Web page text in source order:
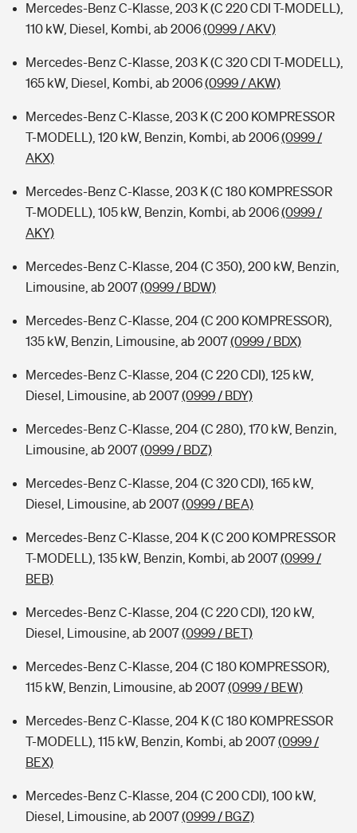
Mercedes-Benz C-Klasse, 203 K (C 220 CDI T-MODELL),
110 kW, Diesel, Kombi, ab 2006(0999 / AKV)
Mercedes-Benz C-Klasse, 203 K (C 320 CDI T-MODELL),
165 kW, Diesel, Kombi, ab 2006(0999 / AKW)
Mercedes-Benz C-Klasse, 203 K (C 200 KOMPRESSOR
T-MODELL), 120 kW, Benzin, Kombi, ab 2006(0999 /
AKX)
Mercedes-Benz C-Klasse, 203 K (C 180 KOMPRESSOR
T-MODELL), 105 kW, Benzin, Kombi, ab 2006(0999 /
AKY)
Mercedes-Benz C-Klasse, 204 (C 350), 200 kW, Benzin,
Limousine, ab 2007(0999 / BDW)
Mercedes-Benz C-Klasse, 204 (C 200 KOMPRESSOR),
135 kW, Benzin, Limousine, ab 2007(0999 / BDX)
Mercedes-Benz C-Klasse, 204 (C 220 CDI), 125 kW,
Diesel, Limousine, ab 2007(0999 / BDY)
Mercedes-Benz C-Klasse, 204 (C 280), 170 kW, Benzin,
Limousine, ab 2007(0999 / BDZ)
Mercedes-Benz C-Klasse, 204 (C 320 CDI), 165 kW,
Diesel, Limousine, ab 2007(0999 / BEA)
Mercedes-Benz C-Klasse, 204 K (C 200 KOMPRESSOR
T-MODELL), 135 kW, Benzin, Kombi, ab 2007(0999 /
BEB)
Mercedes-Benz C-Klasse, 204 (C 220 CDI), 120 kW,
Diesel, Limousine, ab 2007(0999 / BET)
Mercedes-Benz C-Klasse, 204 (C 180 KOMPRESSOR),
115 kW, Benzin, Limousine, ab 2007(0999 / BEW)
Mercedes-Benz C-Klasse, 204 K (C 180 KOMPRESSOR
T-MODELL), 115 kW, Benzin, Kombi, ab 2007(0999 /
BEX)
Mercedes-Benz C-Klasse, 204 (C 200 CDI), 100 kW,
Diesel, Limousine, ab 2007(0999 / BGZ)